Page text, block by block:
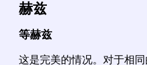
赫兹
等赫兹
这是完美的情况。对于相